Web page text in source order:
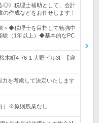
◎》税理士補助として、会計
作成などをお任せします！
＞◆税理士を目指して勉強中
験（1年以上）◆基本的なPC
木町4-76-1 大野ビル3F 【雇
を考慮して決定いたします
）※原則残業なし